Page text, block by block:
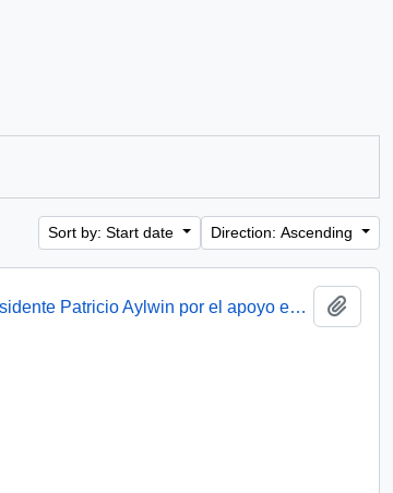
Sort by: Start date Direction: Ascending
[Agradecimientos del Obispo de Talca dirigidos al Presidente Patricio Aylwin por el apoyo en la reconstrucción de la Iglesia Matriz de Curicó]